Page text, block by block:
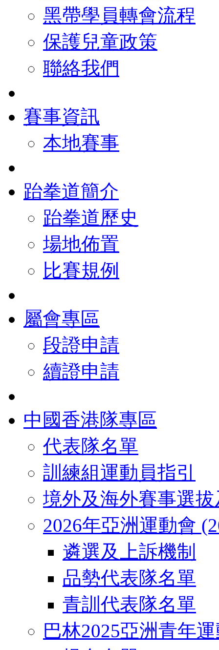
黑帶學員轉會流程
保護兒童政策
聯絡我們
賽事資訊
本地賽事
跆拳道簡介
跆拳道歷史
場地佈置
比賽規例
屬會專區
段證申請
續證申請
中國香港隊專區
代表隊名單
訓練組運動員指引
境外及海外賽事選
2026年亞洲運動會
遴選及上訴機制
品勢代表隊名單
青訓代表隊名單
巴林2025亞洲青年